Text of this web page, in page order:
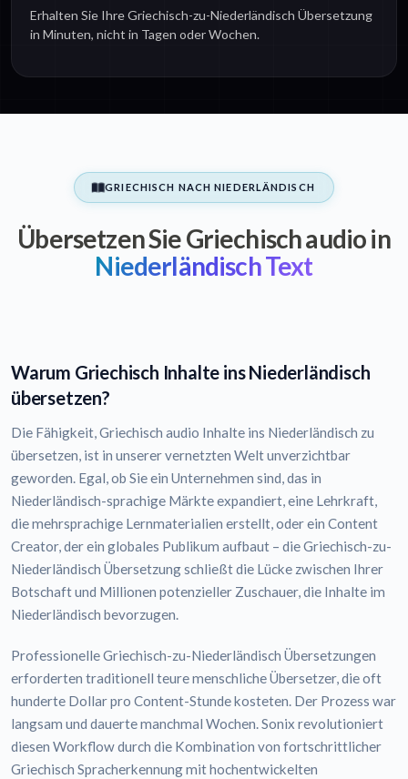
Erhalten Sie Ihre Griechisch-zu-Niederländisch Übersetzung
in Minuten, nicht in Tagen oder Wochen.
GRIECHISCH NACH NIEDERLÄNDISCH
Übersetzen Sie Griechisch audio in
Niederländisch Text
Warum Griechisch Inhalte ins Niederländisch
übersetzen?
Die Fähigkeit, Griechisch audio Inhalte ins Niederländisch zu
übersetzen, ist in unserer vernetzten Welt unverzichtbar
geworden. Egal, ob Sie ein Unternehmen sind, das in
Niederländisch-sprachige Märkte expandiert, eine Lehrkraft,
die mehrsprachige Lernmaterialien erstellt, oder ein Content
Creator, der ein globales Publikum aufbaut – die Griechisch-zu-
Niederländisch Übersetzung schließt die Lücke zwischen Ihrer
Botschaft und Millionen potenzieller Zuschauer, die Inhalte im
Niederländisch bevorzugen.
Professionelle Griechisch-zu-Niederländisch Übersetzungen
erforderten traditionell teure menschliche Übersetzer, die oft
hunderte Dollar pro Content-Stunde kosteten. Der Prozess war
langsam und dauerte manchmal Wochen. Sonix revolutioniert
diesen Workflow durch die Kombination von fortschrittlicher
Griechisch Spracherkennung mit hochentwickelten